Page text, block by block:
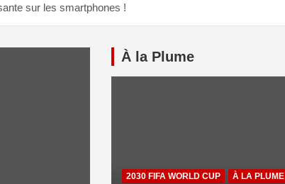
sur les smartphones !
À la Plume
2030 FIFA WORLD CUP À LA PLUME